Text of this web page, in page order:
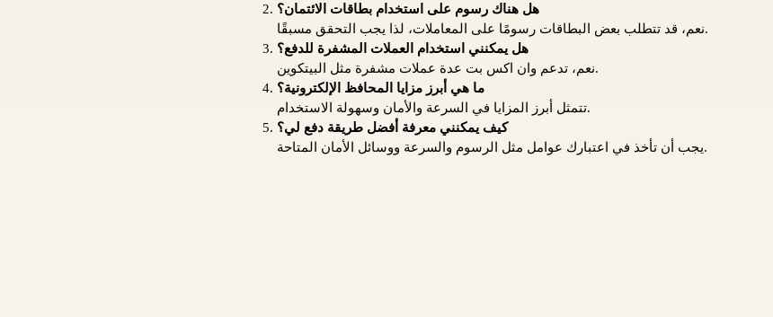
هل هناك رسوم على استخدام بطاقات الائتمان؟
نعم، قد تتطلب بعض البطاقات رسومًا على المعاملات، لذا يجب التحقق مسبقًا.
هل يمكنني استخدام العملات المشفرة للدفع؟
نعم، تدعم وان اكس بت عدة عملات مشفرة مثل البيتكوين.
ما هي أبرز مزايا المحافظ الإلكترونية؟
تتمثل أبرز المزايا في السرعة والأمان وسهولة الاستخدام.
كيف يمكنني معرفة أفضل طريقة دفع لي؟
يجب أن تأخذ في اعتبارك عوامل مثل الرسوم والسرعة ووسائل الأمان المتاحة.